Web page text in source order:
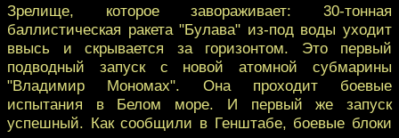
Зрелище, которое завораживает: 30-тонная
баллистическая ракета "Булава" из-под воды уходит
ввысь и скрывается за горизонтом. Это первый
подводный запуск с новой атомной субмарины
"Владимир Мономах". Она проходит боевые
испытания в Белом море. И первый же запуск
успешный. Как сообщили в Генштабе, боевые блоки